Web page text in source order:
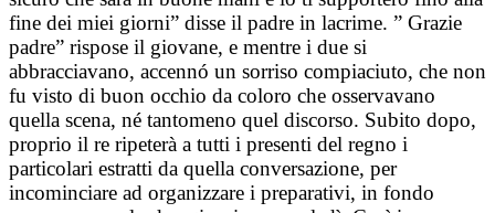
fine dei miei giorni” disse il padre in lacrime. ” Grazie
padre” rispose il giovane, e mentre i due si
abbracciavano, accennó un sorriso compiaciuto, che non
fu visto di buon occhio da coloro che osservavano
quella scena, né tantomeno quel discorso. Subito dopo,
proprio il re ripeterà a tutti i presenti del regno i
particolari estratti da quella conversazione, per
incominciare ad organizzare i preparativi, in fondo